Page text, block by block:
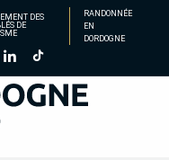
DES
DE
RANDONNÉE
EN
DORDOGNE